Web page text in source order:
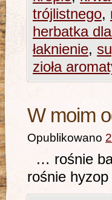
trójlistnego,
herbatka
łaknienie,
zioła
W moim
Opublikowano
… rośnie
rośnie